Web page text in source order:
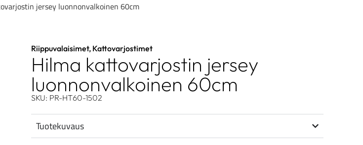
jersey luonnonvalkoinen 60cm
Riippuvalaisimet, Kattovarjostimet
Hilma kattovarjostin jersey
luonnonvalkoinen 60cm
SKU: PR-HT60-1502
Tuotekuvaus